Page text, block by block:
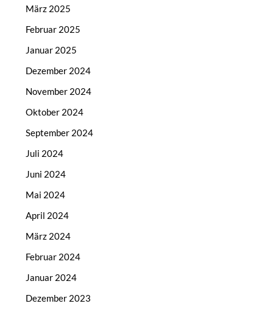
März 2025
Februar 2025
Januar 2025
Dezember 2024
November 2024
Oktober 2024
September 2024
Juli 2024
Juni 2024
Mai 2024
April 2024
März 2024
Februar 2024
Januar 2024
Dezember 2023